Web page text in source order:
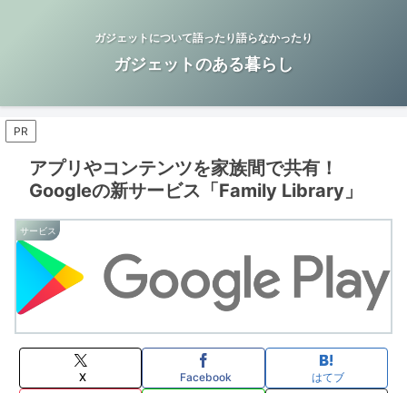
ガジェットについて語ったり語らなかったり
ガジェットのある暮らし
PR
アプリやコンテンツを家族間で共有！
Googleの新サービス「Family Library」
サービス
X Facebook はてブ